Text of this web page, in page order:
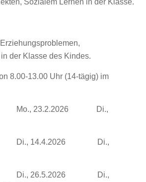
der Klasse des Kindes.
8.00-13.00 Uhr (14-tägig) im
Mo., 23.2.2026 Di.,
Di., 14.4.2026 Di.,
Di., 26.5.2026 Di.,